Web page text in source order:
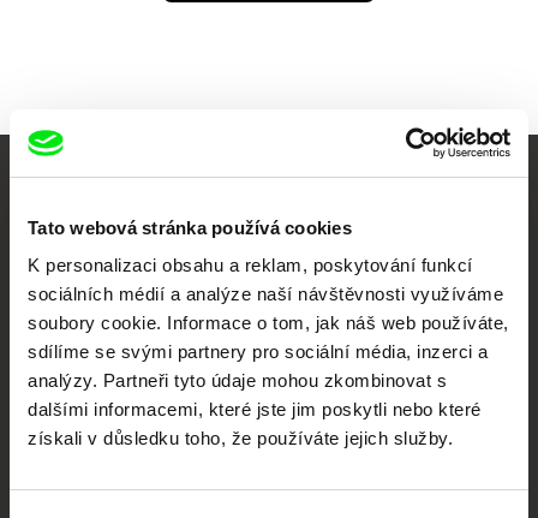
Tato webová stránka používá cookies
K personalizaci obsahu a reklam, poskytování funkcí
sociálních médií a analýze naší návštěvnosti využíváme
soubory cookie. Informace o tom, jak náš web používáte,
sdílíme se svými partnery pro sociální média, inzerci a
analýzy. Partneři tyto údaje mohou zkombinovat s
dalšími informacemi, které jste jim poskytli nebo které
získali v důsledku toho, že používáte jejich služby.
dokumentární kino
Nové festivalové filmy
každý týden
Portál DAFilms.cz je výsledkem tvůrčí spolupráce 7 klíčových evropských
festivalů dokumentárního filmu sdružených do Doc Alliance. Naším cílem je
posouvat hranice dokumentárního filmu, propagovat jeho rozmanitost a
Členové Doc Alliance